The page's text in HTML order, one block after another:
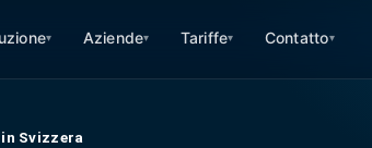
▾ Aziende▾ Tariffe▾ Contatto▾
Svizzera